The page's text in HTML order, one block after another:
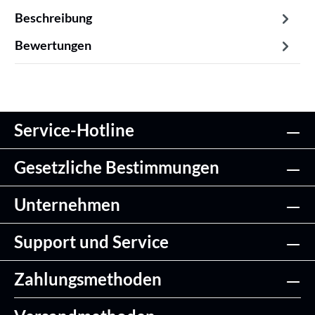
Beschreibung
Bewertungen
Service-Hotline
Gesetzliche Bestimmungen
Unternehmen
Support und Service
Zahlungsmethoden